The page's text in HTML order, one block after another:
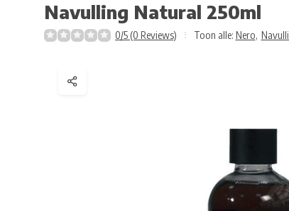
Navulling Natural 250ml
0/5 (0 Reviews) Toon alle: Nero,